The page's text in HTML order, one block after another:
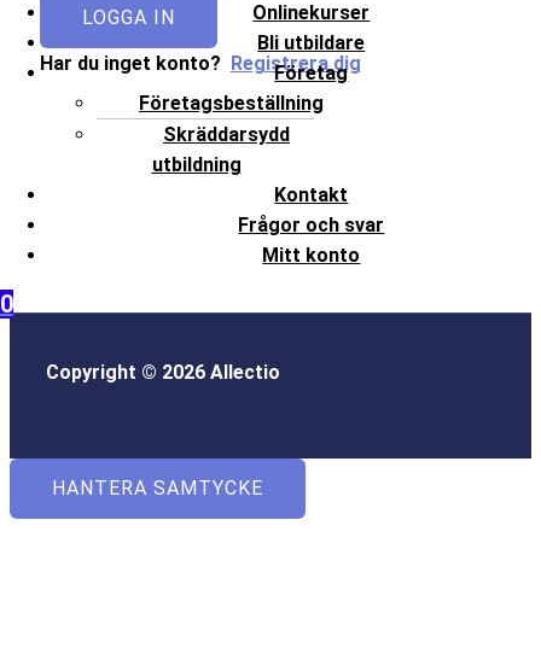
Onlinekurser
Bli utbildare
Företag
Företagsbeställning
Skräddarsydd
utbildning
Kontakt
Frågor och svar
Mitt konto
0
LOGGA IN
Har du inget konto?
Registrera dig
Copyright © 2026 Allectio
HANTERA SAMTYCKE